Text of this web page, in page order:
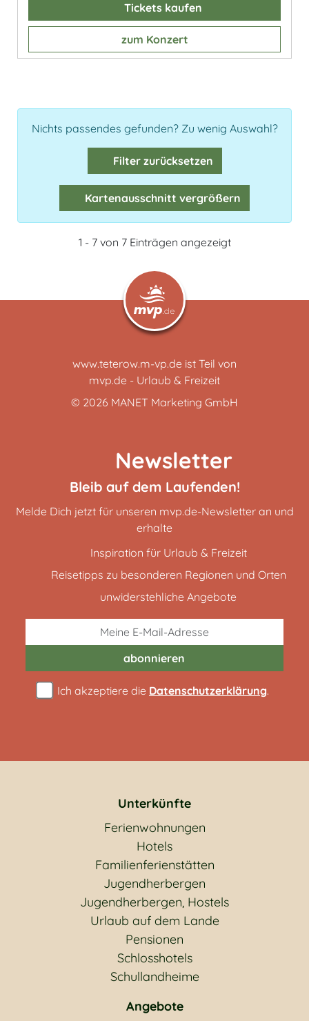
Tickets kaufen
zum Konzert
Nichts passendes gefunden? Zu wenig Auswahl?
Filter zurücksetzen
Kartenausschnitt vergrößern
1 - 7 von 7 Einträgen angezeigt
www.teterow.m-vp.de ist Teil von
mvp.de - Urlaub & Freizeit
© 2026 MANET Marketing GmbH
Newsletter
Bleib auf dem Laufenden!
Melde Dich jetzt für unseren mvp.de-Newsletter an und
erhalte
Inspiration für Urlaub & Freizeit
Reisetipps zu besonderen Regionen und Orten
unwiderstehliche Angebote
abonnieren
Ich akzeptiere die Datenschutzerklärung.
Unterkünfte
Ferienwohnungen
Hotels
Familienferienstätten
Jugendherbergen
Jugendherbergen, Hostels
Urlaub auf dem Lande
Pensionen
Schlosshotels
Schullandheime
Angebote